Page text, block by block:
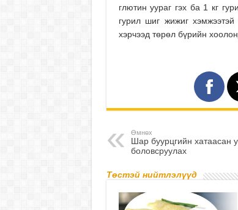
глютин уураг гэх ба 1 кг
гурил шиг жижиг
хэрчээд төрөл бүрийн
Өмнөх
Шар буурцгийн хатаасан
боловсруулах
Төстэй нийтлэлүүд